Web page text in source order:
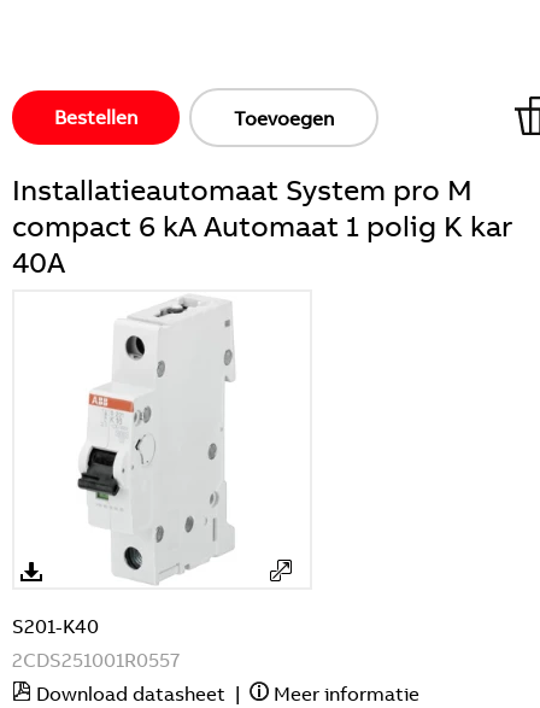
Bestellen Toevoegen
Installatieautomaat System pro M
compact 6 kA Automaat 1 polig K kar
40A
S201-K40
2CDS251001R0557
Download datasheet | Meer informatie